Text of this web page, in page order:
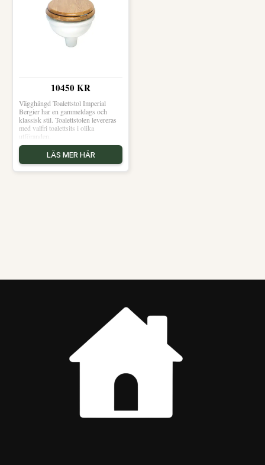
10450 KR
Vägghängd Toalettstol Imperial
Bergier har en gammeldags och
klassisk stil. Toalettstolen levereras
med valfri toalettsits i olika
utföranden.
LÄS MER HÄR